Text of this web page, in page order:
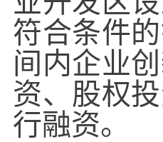
符合条件
间内企业
资、股权
行融资。